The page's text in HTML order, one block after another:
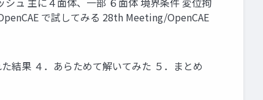
で試してみる 28th Meeting/OpenCAE
結果 ４．あらためて解いてみた ５．まとめ